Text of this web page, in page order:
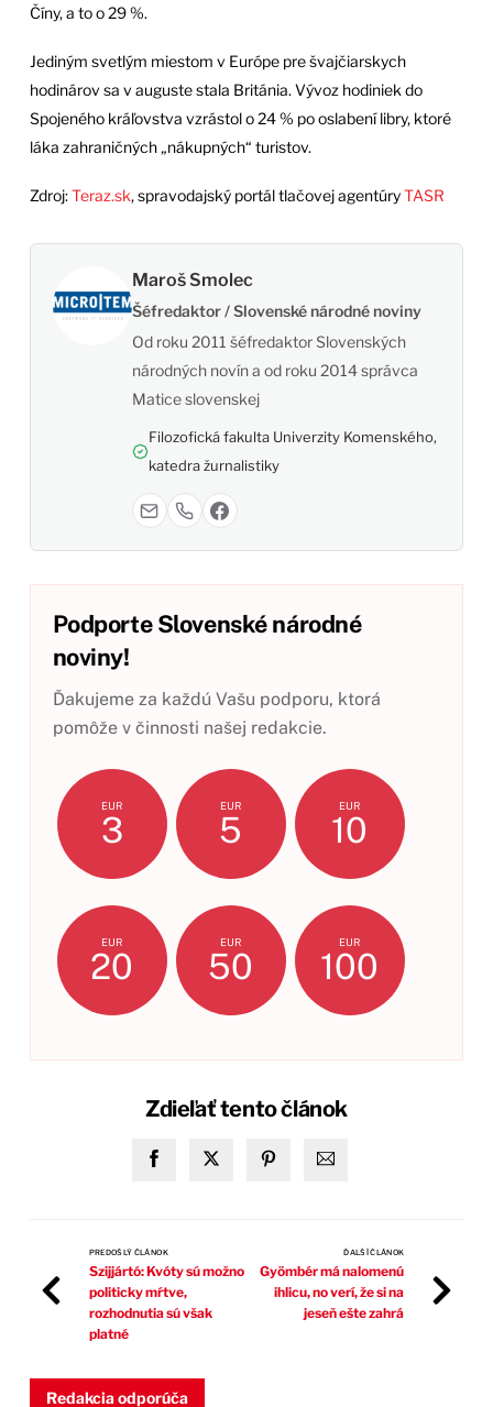
Číny, a to o 29 %.
Jediným svetlým miestom v Európe pre švajčiarskych
hodinárov sa v auguste stala Británia. Vývoz hodiniek do
Spojeného kráľovstva vzrástol o 24 % po oslabení libry, ktoré
láka zahraničných „nákupných“ turistov.
Zdroj:Teraz.sk, spravodajský portál tlačovej agentúryTASR
Maroš Smolec
Šéfredaktor / Slovenské národné noviny
Od roku 2011 šéfredaktor Slovenských
národných novín a od roku 2014 správca
Matice slovenskej
Filozofická fakulta Univerzity Komenského,
katedra žurnalistiky
Podporte Slovenské národné
noviny!
Ďakujeme za každú Vašu podporu, ktorá
pomôže v činnosti našej redakcie.
EUR
3
EUR
5
EUR
10
EUR
20
EUR
50
EUR
100
Zdieľať tento článok
PREDOŠLÝ ČLÁNOK
Szijjártó: Kvóty sú možno
politicky mŕtve,
rozhodnutia sú však
platné
ĎALŠÍ ČLÁNOK
Gyömbér má nalomenú
ihlicu, no verí, že si na
jeseň ešte zahrá
Redakcia odporúča